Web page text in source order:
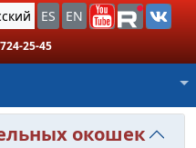
ES EN
25-45
окошек